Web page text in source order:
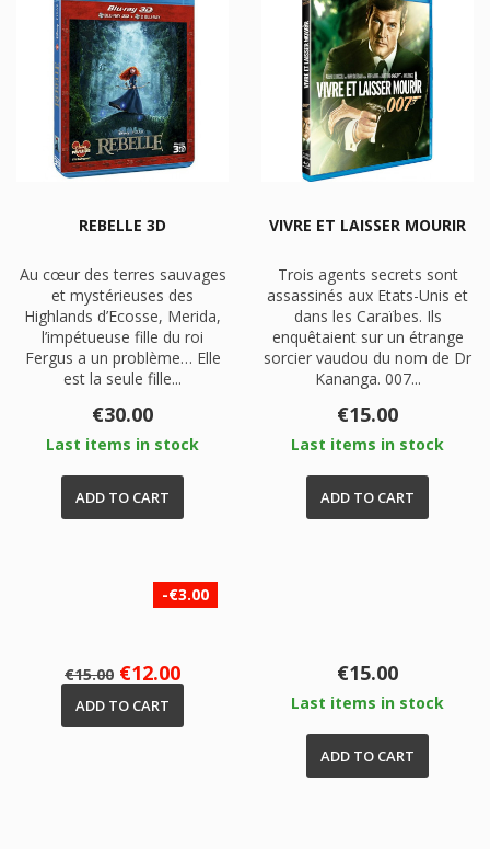
REBELLE 3D
Au cœur des terres sauvages
et mystérieuses des
Highlands d’Ecosse, Merida,
l’impétueuse fille du roi
Fergus a un problème… Elle
est la seule fille...
Price
€30.00
Last items in stock
ADD TO CART
VIVRE ET LAISSER MOURIR
Trois agents secrets sont
assassinés aux Etats-Unis et
dans les Caraïbes. Ils
enquêtaient sur un étrange
sorcier vaudou du nom de Dr
Kananga. 007...
Price
€15.00
Last items in stock
ADD TO CART
Regular
price
€15.00
-€3.00
Price
€12.00
ADD TO CART
Price
€15.00
Last items in stock
ADD TO CART